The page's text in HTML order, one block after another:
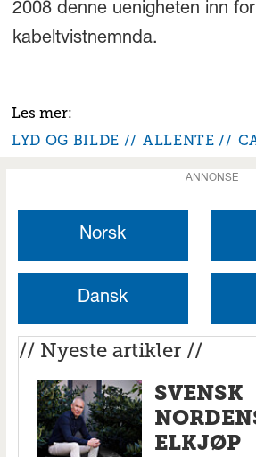
2008 denne uenigheten inn for
kabeltvistnemnda.
LYD OG BILDE ALLENTE
ANNONSE
Norsk
Dansk
// Nyeste artikler //
SVENSK
ELKJØP